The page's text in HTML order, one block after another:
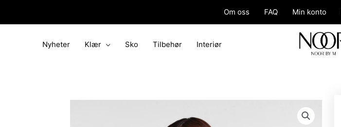
Om oss FAQ Min konto
Nyheter Klær Sko Tilbehør Interiør